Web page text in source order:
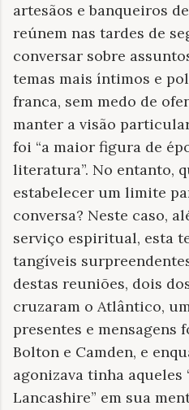
artesãos e banqueiros
reúnem nas tardes de
conversar sobre
temas mais íntimos e
franca, sem medo de
manter a visão
foi “a maior figura de
literatura”. No entanto,
estabelecer um limite
conversa? Neste caso,
serviço espiritual, esta
tangíveis
destas reuniões, dois
cruzaram o Atlântico,
presentes e mensagens
Bolton e Camden, e
agonizava tinha aqueles
Lancashire” em sua